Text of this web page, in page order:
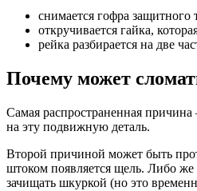
снимается гофра защитного
откручивается гайка,
рейка разбирается на две
Почему может
Самая распространенная
на эту подвижную деталь.
Второй причиной может быть
штоком появляется щель. Либо же
зачищать шкуркой (но это